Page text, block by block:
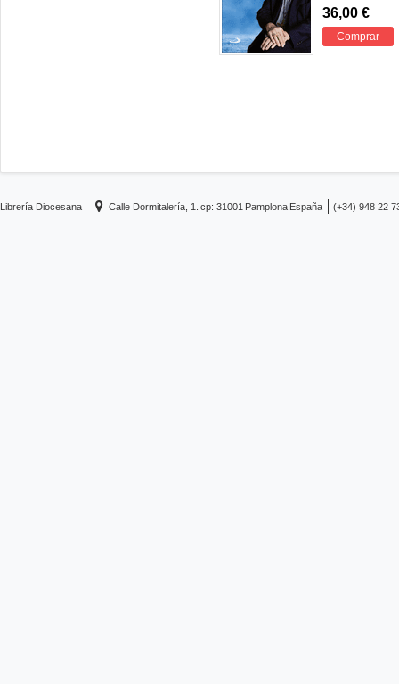
36,00 €
Comprar
Librería Diocesana Calle Dormitalería, 1. cp: 31001 Pamplona España (+34) 948 22